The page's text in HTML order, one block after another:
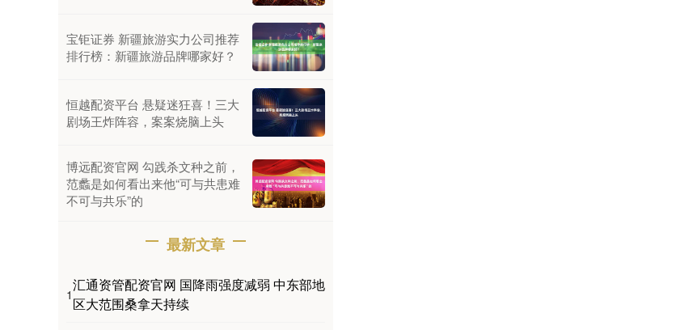
宝钜证券 新疆旅游实力公司推荐
排行榜：新疆旅游品牌哪家好？
恒越配资平台 悬疑迷狂喜！三大
剧场王炸阵容，案案烧脑上头
博远配资官网 勾践杀文种之前，
范蠡是如何看出来他“可与共患难
不可与共乐”的
最新文章
1
汇通资管配资官网 国降雨强度减弱 中东部地
区大范围桑拿天持续